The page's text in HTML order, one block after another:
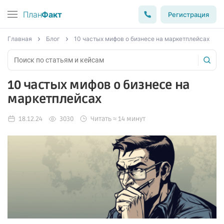
ПланФакт Регистрация
Главная Блог 10 частых мифов о бизнесе на маркетплейсах
10 частых мифов о бизнесе на
маркетплейсах
18.12.24 3030 Читать ≈ 14 минут